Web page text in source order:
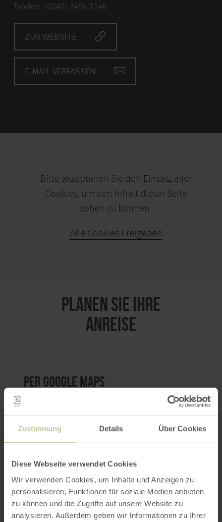
Zustimmung Details Über Cookies
Diese Webseite verwendet Cookies
Wir verwenden Cookies, um Inhalte und Anzeigen zu
personalisieren, Funktionen für soziale Medien anbieten
zu können und die Zugriffe auf unsere Website zu
analysieren. Außerdem geben wir Informationen zu Ihrer
Telefon: (0049) 2486 1246
ZUR WEBSITE
E-MAIL VERFASSEN
Bitte akzeptieren Sie den Einsatz aller
Cookies, um den Inhalt dieser Seite
sehen zu können.
Alle Cookies Freigeben
PLANEN SIE IHRE
ANREISE
per Google Maps
ROUTE PLANEN